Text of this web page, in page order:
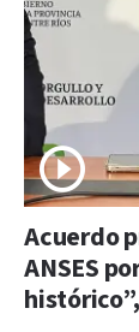
Acuerdo
ANSES